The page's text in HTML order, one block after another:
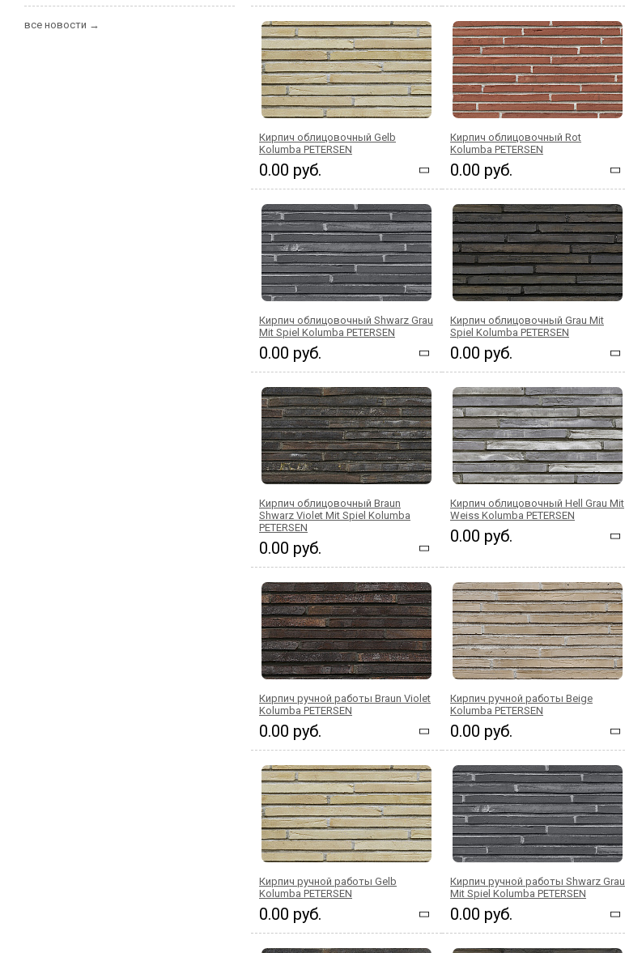
Кирпич облицовочный Gelb
Kolumba PETERSEN
0.00 руб.
Кирпич облицовочный Rot
Kolumba PETERSEN
0.00 руб.
Кирпич облицовочный Shwarz Grau
Mit Spiel Kolumba PETERSEN
0.00 руб.
Кирпич облицовочный Grau Mit
Spiel Kolumba PETERSEN
0.00 руб.
Кирпич облицовочный Braun
Shwarz Violet Mit Spiel Kolumba
PETERSEN
0.00 руб.
Кирпич облицовочный Hell Grau Mit
Weiss Kolumba PETERSEN
0.00 руб.
Кирпич ручной работы Braun Violet
Kolumba PETERSEN
0.00 руб.
Кирпич ручной работы Beige
Kolumba PETERSEN
0.00 руб.
Кирпич ручной работы Gelb
Kolumba PETERSEN
0.00 руб.
Кирпич ручной работы Shwarz Grau
Mit Spiel Kolumba PETERSEN
0.00 руб.
все новости →